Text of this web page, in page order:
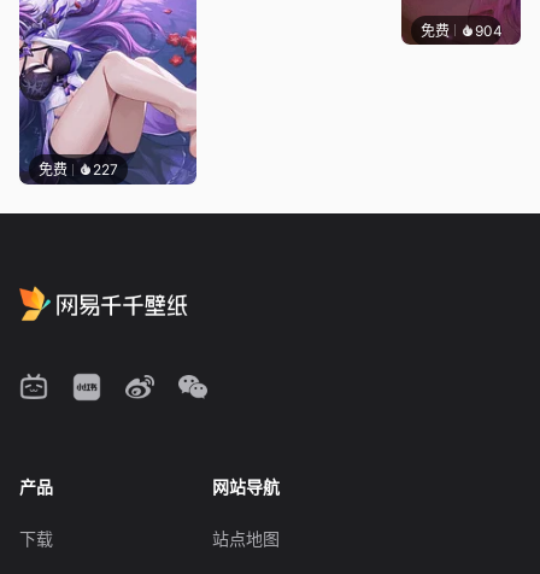
免费 227
免费 904辰东
产品
下载
网站导航
站点地图